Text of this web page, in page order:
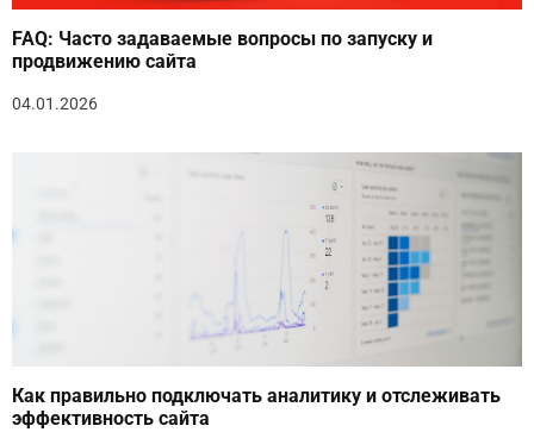
FAQ: Часто задаваемые вопросы по запуску и
продвижению сайта
04.01.2026
Как правильно подключать аналитику и отслеживать
эффективность сайта